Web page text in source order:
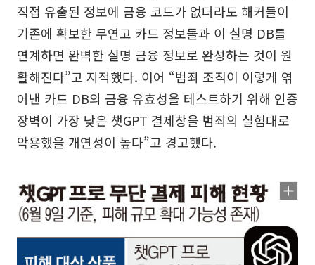
직접 유출된 정보에 금융 코드가 없더라도 해커들이
기존에 확보한 무연고 카드 정보들과 이 실명 DB를
연계하면 완벽한 실명 금융 정보로 완성하는 것이 원
활해진다”고 지적했다. 이어 “범죄 조직이 이렇게 엮
어낸 카드 DB의 금융 유효성을 테스트하기 위해 인증
장벽이 가장 낮은 챗GPT 결제창을 범죄의 실험대로
악용했을 개연성이 높다”고 경고했다.